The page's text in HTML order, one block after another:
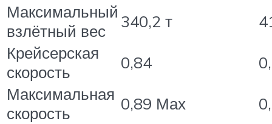
Максимальный
взлётный вес
340,2 т
Крейсерская
скорость
0,84
Максимальная
скорость
0,89 Мах